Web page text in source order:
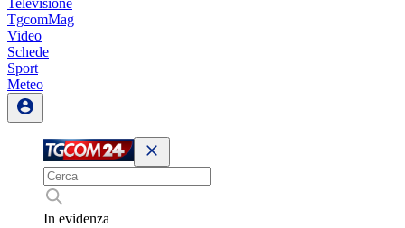
Televisione
TgcomMag
Video
Schede
Sport
Meteo
In evidenza